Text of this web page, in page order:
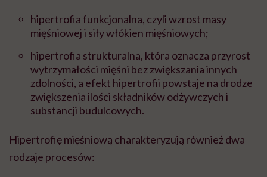
hipertrofia funkcjonalna, czyli wzrost masy
mięśniowej i siły włókien mięśniowych;
hipertrofia strukturalna, która oznacza przyrost
wytrzymałości mięśni bez zwiększania innych
zdolności, a efekt hipertrofii powstaje na drodze
zwiększenia ilości składników odżywczych i
substancji budulcowych.
Hipertrofię mięśniową charakteryzują również dwa
rodzaje procesów: